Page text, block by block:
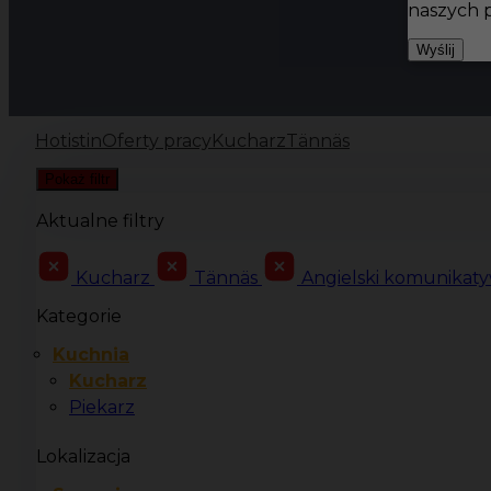
HotistinOferty pracy KucharzTännäs
Pokaż filtr
Aktualne filtry
Kucharz Tännäs
Angielski
Kategorie
Kuchnia
Kucharz
Piekarz
Lokalizacja
naszych
Wyślij